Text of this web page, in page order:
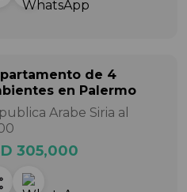
de 4
en Palermo
Arabe Siria al
305,000